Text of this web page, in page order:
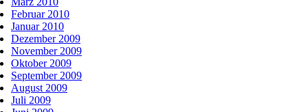
Februar 2010
Januar 2010
Dezember 2009
November 2009
Oktober 2009
September 2009
August 2009
Juli 2009